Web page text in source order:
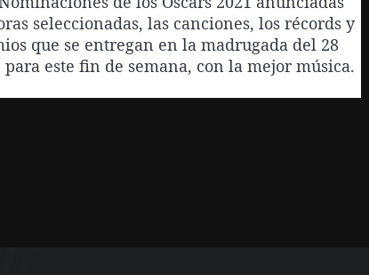
seleccionadas, las canciones, los récords y
que se entregan en la madrugada del 28
este fin de semana, con la mejor música.